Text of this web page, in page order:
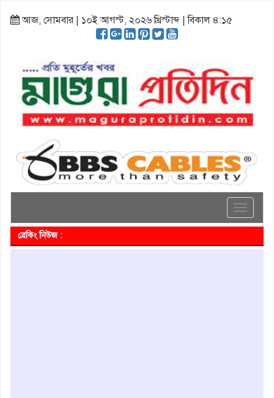
আজ, সোমবার | ১০ই আগস্ট, ২০২৬ খ্রিস্টাব্দ | বিকাল ৪:১৫
Toggle
ব্রেকিং নিউজ :